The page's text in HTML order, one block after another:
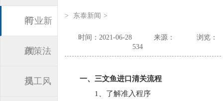
闻
行业新
闻
政策法
规
员工风
> 东泰新闻 >
时间：2021-06-28 来源：
浏览：
534
一、三文鱼进口清关流程
1、了解准入程序